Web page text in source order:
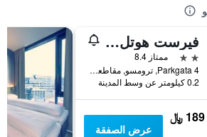
فيرست هوتل باكباك
2 نجمتين
ممتاز 8.4
Parkgata 4, ترومسو, مقاطعة ترومس, النرويج
0.2 كيلومتر عن وسط المدينة
189 ﷼
عرض الصفقة